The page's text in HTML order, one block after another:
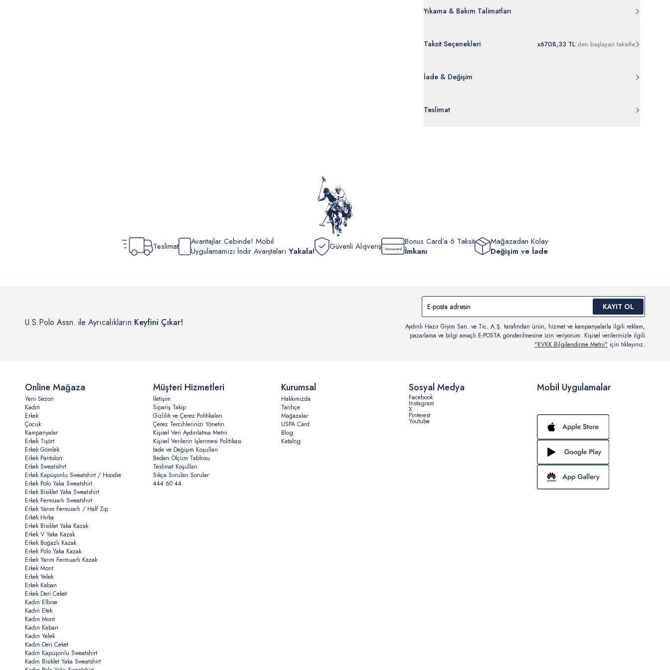
Yıkama & Bakım Talimatları
Taksit Seçenekleri x6708,33 TL’den başlayan taksitle
İade & Değişim
ürünlerde
edilebilir.
Teslimat
Teslimat
Avantajlar Cebinde! Mobil
Uygulamamızı İndir Avanjtaları Yakala! Güvenli Alışveriş
Bonus Card’a 6 Taksit
İmkanı
Mağazadan Kolay
Değişim ve İade
U.S.Polo Assn. ile Ayrıcalıkların Keyfini Çıkar!
KAYIT OL
Aydınlı Hazır Giyim San. ve Tic. A.Ş. tarafından ürün, hizmet ve kampanyalarla ilgili reklam,
pazarlama ve bilgi amaçlı E-POSTA gönderilmesine izin veriyorum. Kişisel verilerinizle ilgili
"KVKK Bilgilendirme Metni" için tıklayınız.
Mobil Uygulamalar
Online Mağaza
Yeni Sezon
Kadın
Erkek
Çocuk
Kampanyalar
Erkek Tişört
Erkek Gömlek
Erkek Pantolon
Erkek Sweatsihrt
Erkek Kapüşonlu Sweatshirt / Hoodie
Erkek Polo Yaka Sweatshirt
Erkek Bisiklet Yaka Sweatshirt
Erkek Fermuarlı Sweatshirt
Erkek Yarım Fermuarlı / Half Zip
Erkek Hırka
Erkek Bisiklet Yaka Kazak
Erkek V Yaka Kazak
Erkek Boğazlı Kazak
Erkek Polo Yaka Kazak
Erkek Yarım Fermuarlı Kazak
Erkek Mont
Erkek Yelek
Erkek Kaban
Erkek Deri Ceket
Kadın Elbise
Kadın Etek
Kadın Mont
Kadın Kaban
Kadın Yelek
Kadın Deri Ceket
Kadın Kapüşonlu Sweatshirt
Kadın Bisiklet Yaka Sweatshirt
Müşteri Hizmetleri
İletişim
Sipariş Takip
Gizlilik ve Çerez Politikaları
Çerez Tercihlerinizi Yönetin
Kişisel Veri Aydınlatma Metni
Kişisel Verilerin İşlenmesi Politikası
İade ve Değişim Koşulları
Beden Ölçüm Tablosu
Teslimat Koşulları
Sıkça Sorulan Sorular
444 60 44
Kurumsal
Hakkımızda
Tarihçe
Mağazalar
USPA Card
Blog
Katalog
Sosyal Medya
Facebook
Instagram
X
Pinterest
Youtube